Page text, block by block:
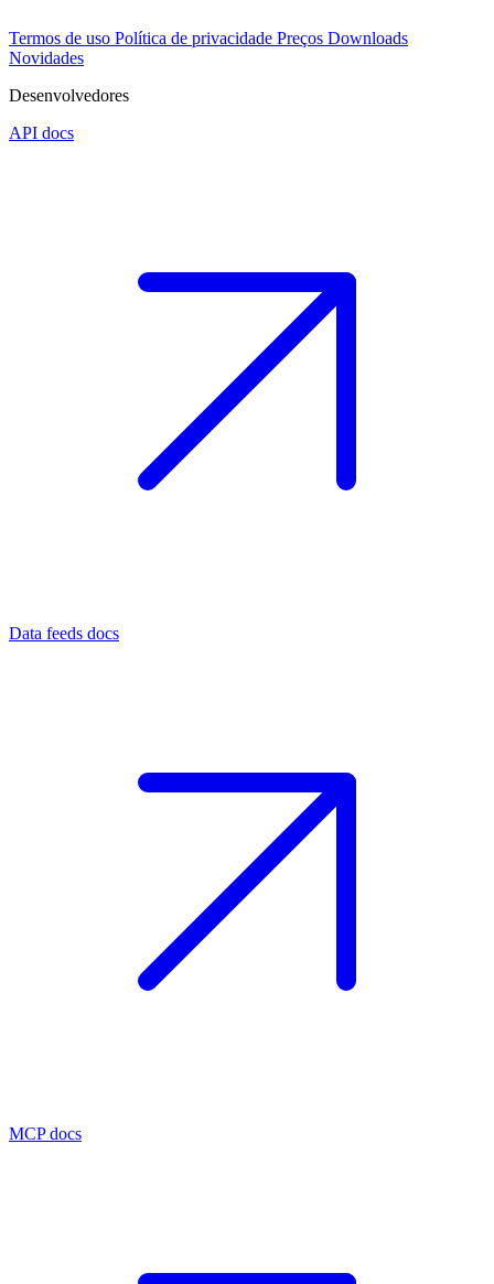
Termos de uso Política de privacidade Preços Downloads
Novidades
Desenvolvedores
API docs
Data feeds docs
MCP docs